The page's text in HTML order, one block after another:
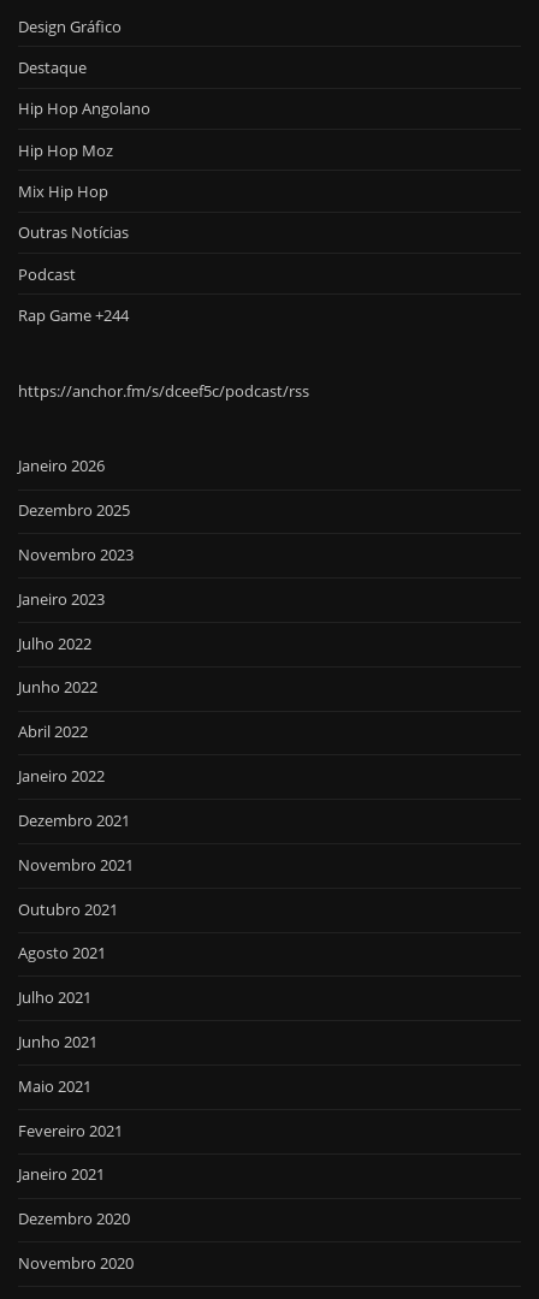
Design Gráfico
Destaque
Hip Hop Angolano
Hip Hop Moz
Mix Hip Hop
Outras Notícias
Podcast
Rap Game +244
https://anchor.fm/s/dceef5c/podcast/rss
Janeiro 2026
Dezembro 2025
Novembro 2023
Janeiro 2023
Julho 2022
Junho 2022
Abril 2022
Janeiro 2022
Dezembro 2021
Novembro 2021
Outubro 2021
Agosto 2021
Julho 2021
Junho 2021
Maio 2021
Fevereiro 2021
Janeiro 2021
Dezembro 2020
Novembro 2020